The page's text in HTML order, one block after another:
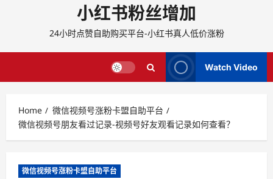
小红书粉丝增加
24小时点赞自助购买平台-小红书真人低价涨粉
Watch Video
Home
微信视频号涨粉卡盟自助平台
微信视频号朋友看过记录-视频号好友观看记录如何查看？
微信视频号涨粉卡盟自助平台